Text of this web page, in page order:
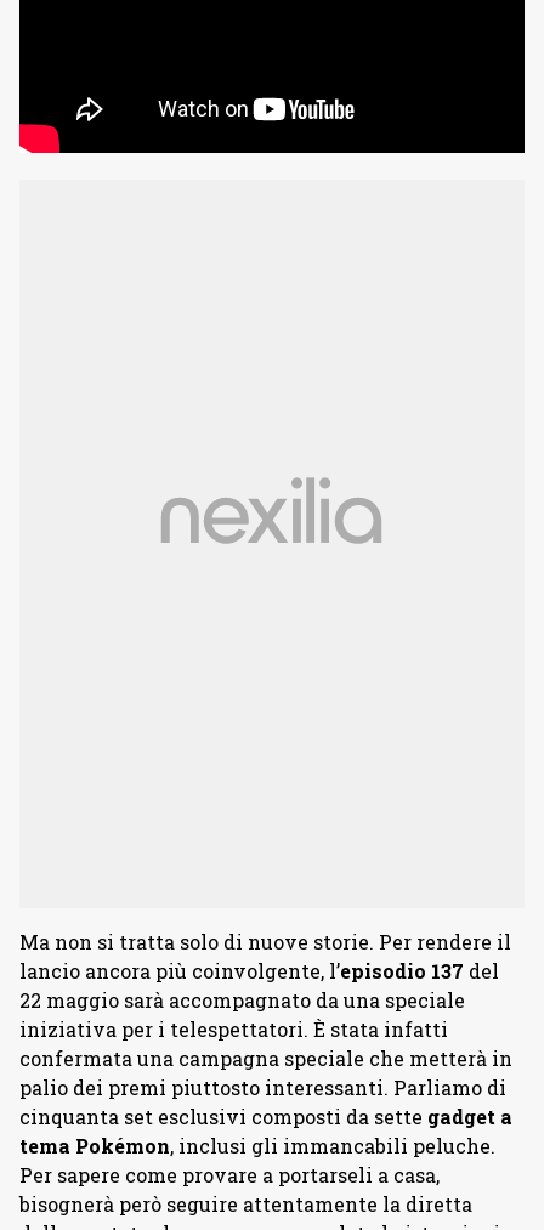
Ma non si tratta solo di nuove storie. Per rendere il
lancio ancora più coinvolgente, l’episodio 137 del
22 maggio sarà accompagnato da una speciale
iniziativa per i telespettatori. È stata infatti
confermata una campagna speciale che metterà in
palio dei premi piuttosto interessanti. Parliamo di
cinquanta set esclusivi composti da sette gadget a
tema Pokémon, inclusi gli immancabili peluche.
Per sapere come provare a portarseli a casa,
bisognerà però seguire attentamente la diretta